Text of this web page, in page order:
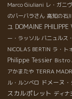
Marco Giuliani レ・ガニ
のバーバラさん 高知の石
ユ DOMAINE
ー・ラッソル バニュルス
NICOLAS BERTIN ラ・ト
Philippe Tessier Bistro
アかまたや TERRA
ル・ルンベロ ドメーヌ
スカルポレット ディナ